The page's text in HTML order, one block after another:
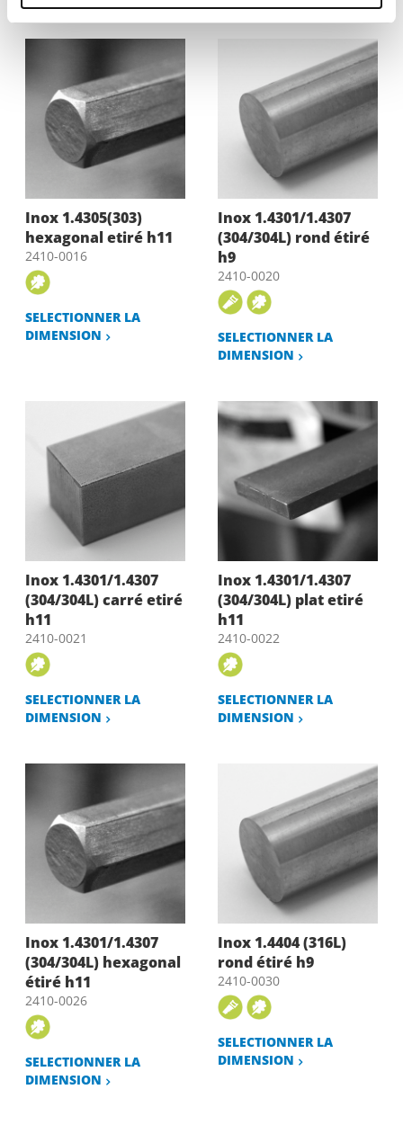
Inox 1.4305(303)
hexagonal etiré h11
2410-0016
SELECTIONNER LA
DIMENSION
Inox 1.4301/1.4307
(304/304L) rond étiré
h9
2410-0020
SELECTIONNER LA
DIMENSION
Inox 1.4301/1.4307
(304/304L) carré etiré
h11
2410-0021
SELECTIONNER LA
DIMENSION
Inox 1.4301/1.4307
(304/304L) plat etiré
h11
2410-0022
SELECTIONNER LA
DIMENSION
Inox 1.4301/1.4307
(304/304L) hexagonal
étiré h11
2410-0026
SELECTIONNER LA
DIMENSION
Inox 1.4404 (316L)
rond étiré h9
2410-0030
SELECTIONNER LA
DIMENSION